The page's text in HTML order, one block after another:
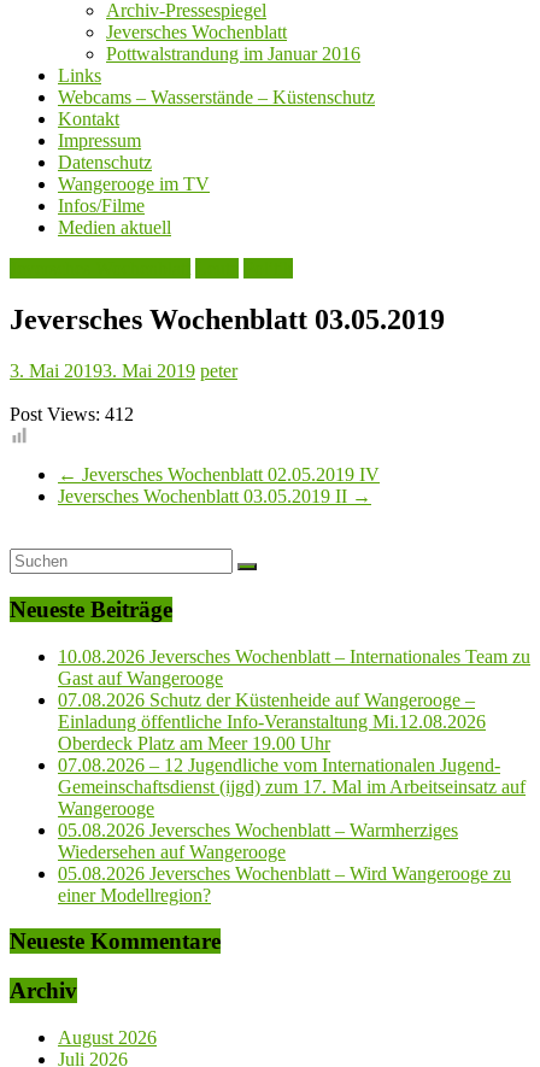
Archiv-Pressespiegel
Jeversches Wochenblatt
Pottwalstrandung im Januar 2016
Links
Webcams – Wasserstände – Küstenschutz
Kontakt
Impressum
Datenschutz
Wangerooge im TV
Infos/Filme
Medien aktuell
Jeversches Wochenblatt 03.05.2019
3. Mai 20193. Mai 2019 peter
Post Views: 412
← Jeversches Wochenblatt 02.05.2019 IV
Jeversches Wochenblatt 03.05.2019 II →
Neueste Beiträge
10.08.2026 Jeversches Wochenblatt – Internationales Team zu
Gast auf Wangerooge
07.08.2026 Schutz der Küstenheide auf Wangerooge –
Einladung öffentliche Info-Veranstaltung Mi.12.08.2026
Oberdeck Platz am Meer 19.00 Uhr
07.08.2026 – 12 Jugendliche vom Internationalen Jugend-
Gemeinschaftsdienst (ijgd) zum 17. Mal im Arbeitseinsatz auf
Wangerooge
05.08.2026 Jeversches Wochenblatt – Warmherziges
Wiedersehen auf Wangerooge
05.08.2026 Jeversches Wochenblatt – Wird Wangerooge zu
einer Modellregion?
Neueste Kommentare
Archiv
August 2026
Juli 2026